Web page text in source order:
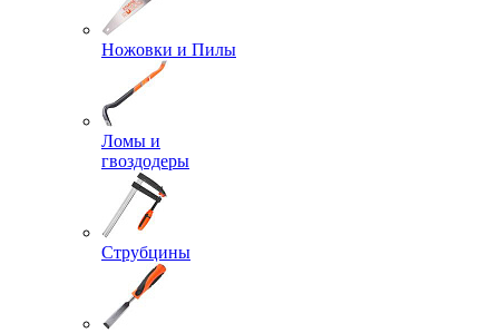
Ножовки и Пилы
Ломы и
гвоздодеры
Струбцины